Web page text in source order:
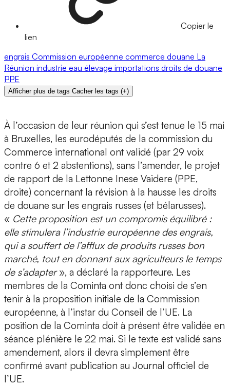
Copier le
lien
engrais Commission européenne commerce douane La
Réunion industrie eau élevage importations droits de douane
PPE
Afficher plus de tags Cacher les tags (+)
À l’occasion de leur réunion qui s’est tenue le 15 mai
à Bruxelles, les eurodéputés de la commission du
Commerce international ont validé (par 29 voix
contre 6 et 2 abstentions), sans l’amender, le projet
de rapport de la Lettonne Inese Vaidere (PPE,
droite) concernant la révision à la hausse les droits
de douane sur les engrais russes (et bélarusses).
« Cette proposition est un compromis équilibré :
elle stimulera l’industrie européenne des engrais,
qui a souffert de l’afflux de produits russes bon
marché, tout en donnant aux agriculteurs le temps
de s’adapter», a déclaré la rapporteure. Les
membres de la Cominta ont donc choisi de s’en
tenir à la proposition initiale de la Commission
européenne, à l’instar du Conseil de l’UE. La
position de la Cominta doit à présent être validée en
séance plénière le 22 mai. Si le texte est validé sans
amendement, alors il devra simplement être
confirmé avant publication au Journal officiel de
l’UE.